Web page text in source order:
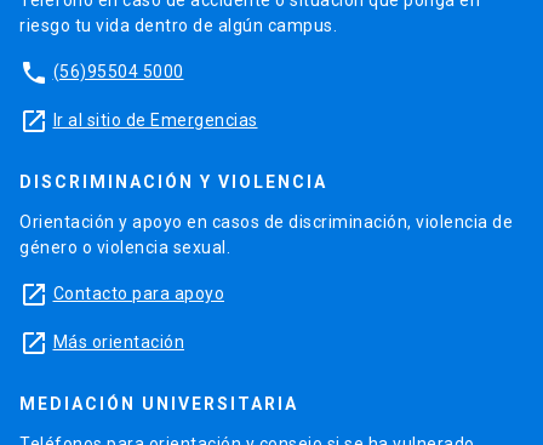
riesgo tu vida dentro de algún campus.
phone (56)95504 5000
launch Ir al sitio de Emergencias
DISCRIMINACIÓN Y VIOLENCIA
Orientación y apoyo en casos de discriminación, violencia de
género o violencia sexual.
launch Contacto para apoyo
launch Más orientación
MEDIACIÓN UNIVERSITARIA